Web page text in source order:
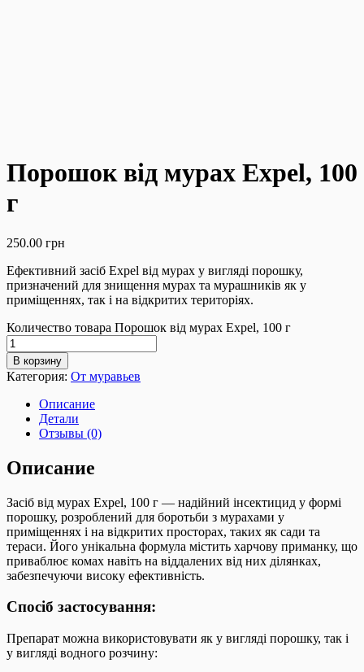
Порошок від мурах Expel, 100
г
250.00 грн
Ефективний засіб Expel від мурах у вигляді порошку,
призначений для знищення мурах та мурашників як у
приміщеннях, так і на відкритих територіях.
Количество товара Порошок від мурах Expel, 100 г
В корзину
Категория: От муравьев
Описание
Детали
Отзывы (0)
Описание
Засіб від мурах Expel, 100 г — надійний інсектицид у формі
порошку, розроблений для боротьби з мурахами у
приміщеннях і на відкритих просторах, таких як сади та
тераси. Його унікальна формула містить харчову приманку, що
приваблює комах навіть на віддалених від них ділянках,
забезпечуючи високу ефективність.
Спосіб застосування:
Препарат можна використовувати як у вигляді порошку, так і
у вигляді водного розчину: